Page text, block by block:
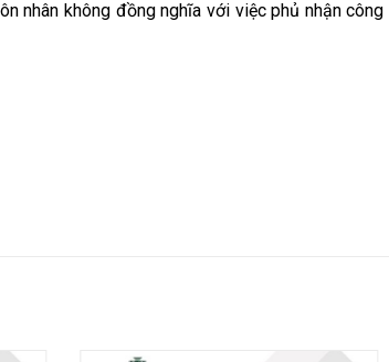
nhân không đồng nghĩa với việc phủ nhận